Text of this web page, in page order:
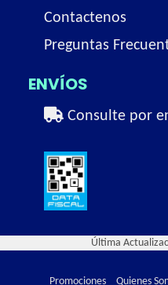
Contactenos
Preguntas
ENVÍOS
Consulte por
Última
Promociones Quienes